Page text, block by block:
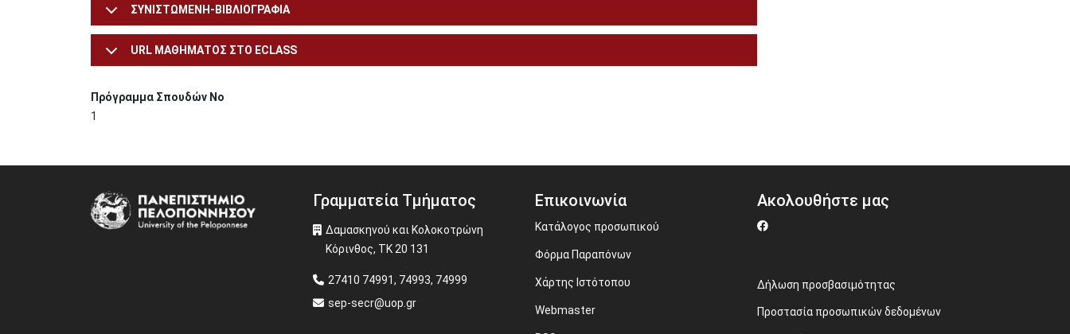
ΣΥΝΙΣΤΩΜΕΝΗ-ΒΙΒΛΙΟΓΡΑΦΙΑ
URL ΜΑΘΗΜΑΤΟΣ ΣΤΟ ECLASS
Πρόγραμμα Σπουδών Νο
1
Image Γραμματεία Τμήματος
Δαμασκηνού και Κολοκοτρώνη
Κόρινθος, ΤΚ 20 131
27410 74991, 74993, 74999
sep-secr@uop.gr
Επικοινωνία
Κατάλογος προσωπικού
Φόρμα Παραπόνων
Χάρτης Ιστότοπου
Webmaster
Ακολουθήστε μας
Δήλωση προσβασιμότητας
Προστασία προσωπικών δεδομένων